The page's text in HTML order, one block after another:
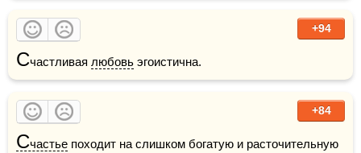
+94
Счастливая любовь эгоистична.
+84
Счастье